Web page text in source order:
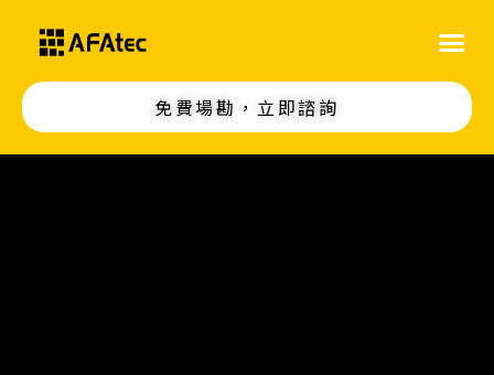
免費場勘，立即諮詢